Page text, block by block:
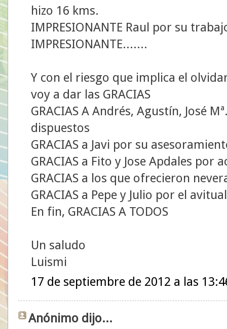
hizo 16 kms.
IMPRESIONANTE Raul por su
IMPRESIONANTE.......
Y con el riesgo que implica el
voy a dar las GRACIAS
GRACIAS A Andrés, Agustín, José
dispuestos
GRACIAS a Javi por su
GRACIAS a Fito y Jose Apdales por
GRACIAS a los que ofrecieron
GRACIAS a Pepe y Julio por el
En fin, GRACIAS A TODOS
Un saludo
Luismi
17 de septiembre de 2012 a las
Anónimo dijo...